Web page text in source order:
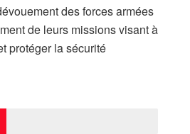
des forces armées
de leurs missions visant à
protéger la sécurité